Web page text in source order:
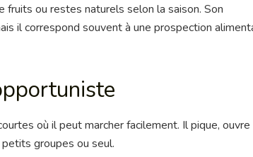
fruits ou restes naturels selon la saison. Son
il correspond souvent à une prospection
où il peut marcher facilement. Il pique, ouvre
groupes ou seul.